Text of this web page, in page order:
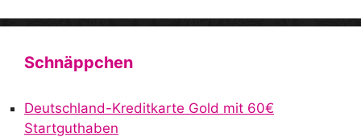
A
n
Schnäppchen
Deutschland-Kreditkarte Gold mit 60€
Startguthaben